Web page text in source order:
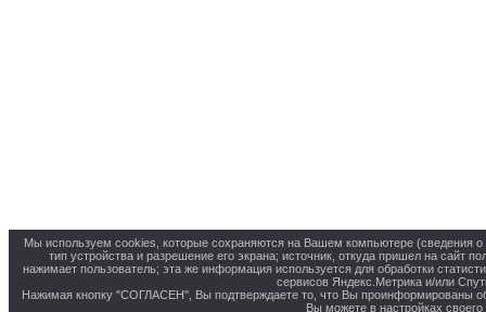
Мы используем cookies, которые сохраняются на Вашем компьютере (сведения
тип устройства и разрешение его экрана; источник, откуда пришел на сайт
нажимает пользователь; эта же информация используется для обработки
сервисов Яндекс.Метрика и/или
Нажимая кнопку "СОГЛАСЕН", Вы подтверждаете то, что Вы проинформированы
Вы можете в настройках своего